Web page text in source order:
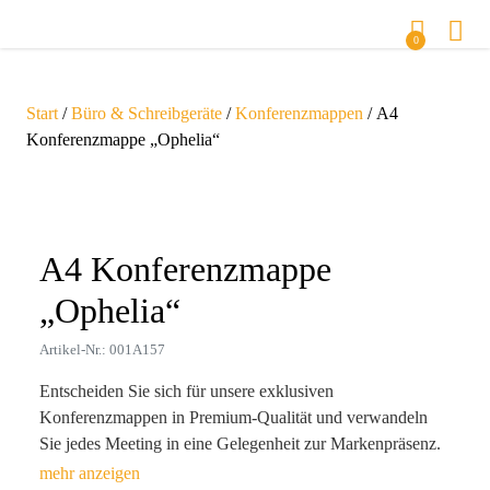
0
Start /Büro & Schreibgeräte /Konferenzmappen / A4
Konferenzmappe „Ophelia“
A4 Konferenzmappe
„Ophelia“
Artikel-Nr.: 001A157
Entscheiden Sie sich für unsere exklusiven
Konferenzmappen in Premium-Qualität und verwandeln
Sie jedes Meeting in eine Gelegenheit zur Markenpräsenz.
Diese dunkelblaue A4-Mappe aus